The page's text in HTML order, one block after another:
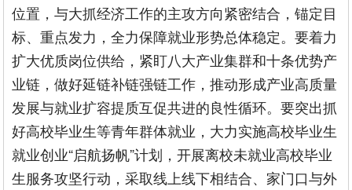
位置，与大抓经济工作的主攻方向紧密结合，锚定目
标、重点发力，全力保障就业形势总体稳定。要着力
扩大优质岗位供给，紧盯八大产业集群和十条优势产
业链，做好延链补链强链工作，推动形成产业高质量
发展与就业扩容提质互促共进的良性循环。要突出抓
好高校毕业生等青年群体就业，大力实施高校毕业生
就业创业“启航扬帆”计划，开展离校未就业高校毕业
生服务攻坚行动，采取线上线下相结合、家门口与外